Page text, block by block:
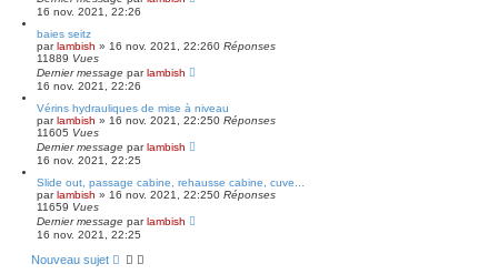
16 nov. 2021, 22:26
baies seitz
parlambish » 16 nov. 2021, 22:260 Réponses
11889 Vues
Dernier message parlambish
16 nov. 2021, 22:26
Vérins hydrauliques de mise à niveau
parlambish » 16 nov. 2021, 22:250 Réponses
11605 Vues
Dernier message parlambish
16 nov. 2021, 22:25
Slide out, passage cabine, rehausse cabine, cuve...
parlambish » 16 nov. 2021, 22:250 Réponses
11659 Vues
Dernier message parlambish
16 nov. 2021, 22:25
Nouveau sujet